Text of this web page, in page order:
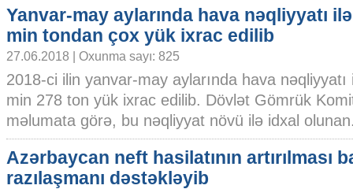
Yanvar-may aylarında hava nəqliyyatı
min tondan çox yük ixrac edilib
27.06.2018 | Oxunma sayı: 825
2018-ci ilin yanvar-may aylarında hava nəqliyyatı
min 278 ton yük ixrac edilib. Dövlət Gömrük
məlumata görə, bu nəqliyyat növü ilə idxal
Azərbaycan neft hasilatının artırılması
razılaşmanı dəstəkləyib